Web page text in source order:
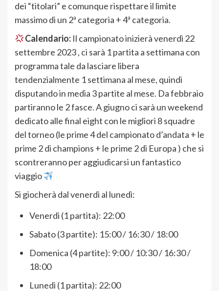
dei “titolari” e comunque rispettare il limite
massimo di un 2ª categoria + 4ª categoria.
Calendario:Il campionato inizierà venerdì 22
settembre 2023 , ci sarà 1 partita a settimana con
programma tale da lasciare libera
tendenzialmente 1 settimana al mese, quindi
disputando in media 3 partite al mese. Da febbraio
partiranno le 2 fasce. A giugno ci sarà un weekend
dedicato alle final eight con le migliori 8 squadre
del torneo (le prime 4 del campionato d’andata + le
prime 2 di champions + le prime 2 di Europa ) che si
scontreranno per aggiudicarsi un fantastico
viaggio
Si giocherà dal venerdì al lunedì:
Venerdì (1 partita): 22:00
Sabato (3 partite): 15:00 / 16:30 / 18:00
Domenica (4 partite): 9:00 / 10:30 / 16:30 /
18:00
Lunedì (1 partita): 22:00